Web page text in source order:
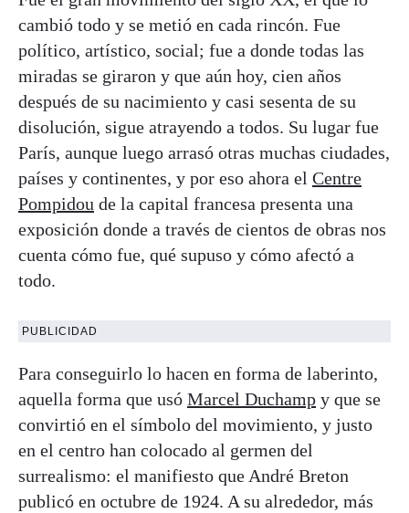
cambió todo y se metió en cada rincón. Fue
político, artístico, social; fue a donde todas las
miradas se giraron y que aún hoy, cien años
después de su nacimiento y casi sesenta de su
disolución, sigue atrayendo a todos. Su lugar fue
París, aunque luego arrasó otras muchas ciudades,
países y continentes, y por eso ahora el Centre
Pompidou de la capital francesa presenta una
exposición donde a través de cientos de obras nos
cuenta cómo fue, qué supuso y cómo afectó a
todo.
PUBLICIDAD
Para conseguirlo lo hacen en forma de laberinto,
aquella forma que usó Marcel Duchamp y que se
convirtió en el símbolo del movimiento, y justo
en el centro han colocado al germen del
surrealismo: el manifiesto que André Breton
publicó en octubre de 1924. A su alrededor, más